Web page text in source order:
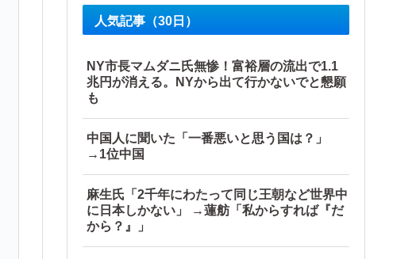
人気記事（30日）
NY市長マムダニ氏無惨！富裕層の流出で1.1
兆円が消える。NYから出て行かないでと懇願
も
中国人に聞いた「一番悪いと思う国は？」
→1位中国
麻生氏「2千年にわたって同じ王朝など世界中
に日本しかない」 →蓮舫「私からすれば『だ
から？』」